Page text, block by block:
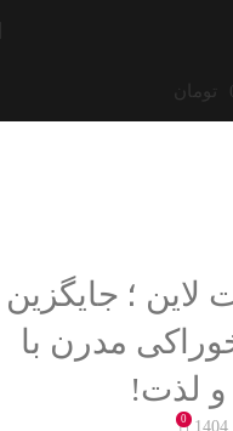
تومان
؛ جایگزین
مدرن با
لذت!
0